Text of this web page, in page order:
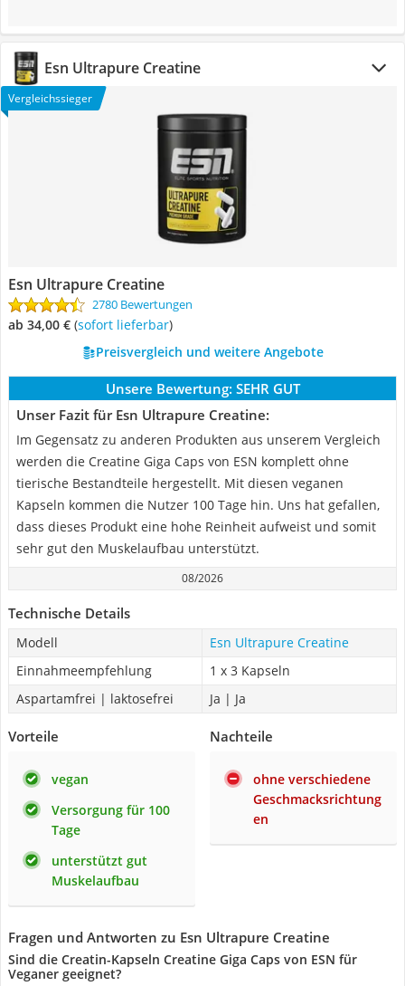
Esn Ultrapure Creatine
Vergleichssieger
Esn Ultrapure Creatine
2780 Bewertungen
ab 34,00 € ( Sofort lieferbar)
Preisvergleich und weitere Angebote
Unsere Bewertung: SEHR GUT
Unser Fazit für Esn Ultrapure Creatine:
Im Gegensatz zu anderen Produkten aus unserem Vergleich
werden die Creatine Giga Caps von ESN komplett ohne
tierische Bestandteile hergestellt. Mit diesen veganen
Kapseln kommen die Nutzer 100 Tage hin. Uns hat gefallen,
dass dieses Produkt eine hohe Reinheit aufweist und somit
sehr gut den Muskelaufbau unterstützt.
08/2026
Technische Details
Modell
Esn Ultrapure Creatine
Einnahmeempfehlung
1 x 3 Kapseln
Aspartamfrei | laktosefrei
Ja | Ja
Vorteile
vegan
Versorgung für 100
Tage
unterstützt gut
Muskelaufbau
Nachteile
ohne verschiedene
Geschmacksrichtung
en
Fragen und Antworten zu Esn Ultrapure Creatine
Sind die Creatin-Kapseln Creatine Giga Caps von ESN für
Veganer geeignet?